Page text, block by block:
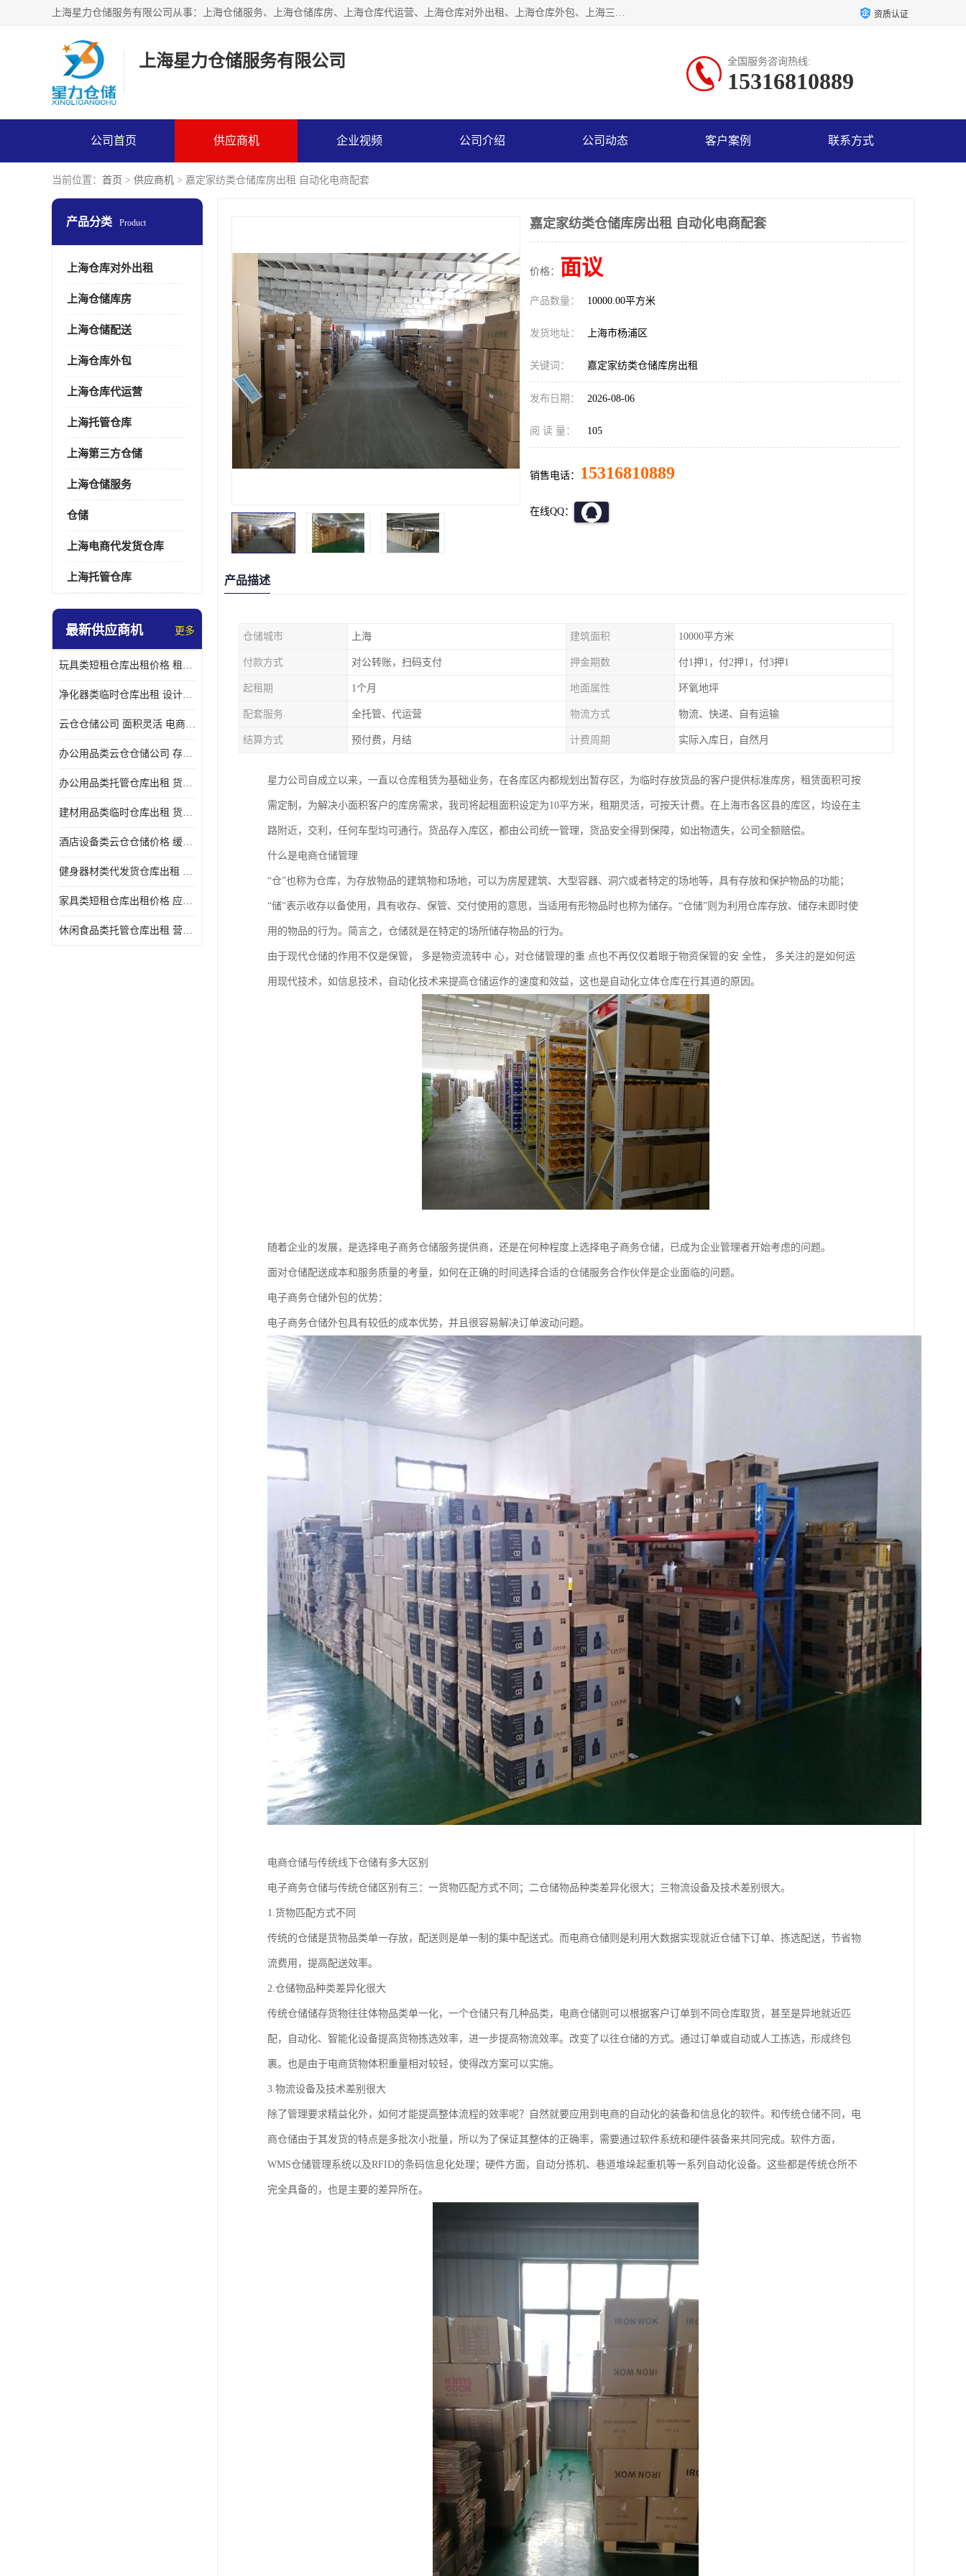
上海星力仓储服务有限公司从事：上海仓储服务、上海仓储库房、上海仓库代运营、上海仓库对外出租、上海仓库外包、上海三方仓储、上海电商仓储代发、上海电商代发货仓库、上海托管仓库、上海仓储配送。上海星力仓储服务有限公司现在拥有100个分仓、10万余平方的标准库房，精炼员工几百名，与几千家客户合作，公司已跻身上海仓储行业前列。欢迎来电咨询！ 资质认证
上海星力仓储服务有限公司 全国服务咨询热线:
15316810889
公司首页 供应商机 企业视频 公司介绍 公司动态 客户案例 联系方式
当前位置： 首页 > 供应商机 > 嘉定家纺类仓储库房出租 自动化电商配套
产品分类 Product
上海仓库对外出租
上海仓储库房
上海仓储配送
上海仓库外包
上海仓库代运营
上海托管仓库
上海第三方仓储
上海仓储服务
仓储
上海电商代发货仓库
上海托管仓库
最新供应商机 更多
玩具类短租仓库出租价格 租期灵活 智能电商配套
净化器类临时仓库出租 设计简单 电商仓储物流战略合作
云仓仓储公司 面积灵活 电商仓储物流战略合作
办公用品类云仓仓储公司 存货周转很快 电商仓储物流战略整合
办公用品类托管仓库出租 货物装卸方便 电商仓储物流战略合作
建材用品类临时仓库出租 货物装卸方便 仓储供应链配套
酒店设备类云仓仓储价格 缓解企业储存压力 智能电商配套
健身器材类代发货仓库出租 租期灵活 新媒体平台配套
家具类短租仓库出租价格 应用广泛 智能电商配套
休闲食品类托管仓库出租 营造良好环境氛围 垂直电商配套
嘉定家纺类仓储库房出租 自动化电商配套
价格： 面议
产品数量： 10000.00平方米
发货地址： 上海市杨浦区
关键词： 嘉定家纺类仓储库房出租
发布日期： 2026-08-06
阅 读 量： 105
销售电话： 15316810889
在线QQ：
产品描述
仓储城市 上海 建筑面积 10000平方米
付款方式 对公转账，扫码支付 押金期数 付1押1，付2押1，付3押1
起租期 1个月 地面属性 环氧地坪
配套服务 全托管、代运营 物流方式 物流、快递、自有运输
结算方式 预付费，月结 计费周期 实际入库日，自然月
星力公司自成立以来，一直以仓库租赁为基础业务，在各库区内都规划出暂存区，为临时存放货品的客户提供标准库房，租赁面积可按
需定制，为解决小面积客户的库房需求，我司将起租面积设定为10平方米，租期灵活，可按天计费。在上海市各区县的库区，均设在主
路附近，交利，任何车型均可通行。货品存入库区，都由公司统一管理，货品安全得到保障，如出物遗失，公司全额赔偿。
什么是电商仓储管理
“仓”也称为仓库，为存放物品的建筑物和场地，可以为房屋建筑、大型容器、洞穴或者特定的场地等，具有存放和保护物品的功能；
“储”表示收存以备使用，具有收存、保管、交付使用的意思，当适用有形物品时也称为储存。“仓储”则为利用仓库存放、储存未即时使
用的物品的行为。简言之，仓储就是在特定的场所储存物品的行为。
由于现代仓储的作用不仅是保管， 多是物资流转中 心，对仓储管理的重 点也不再仅仅着眼于物资保管的安 全性， 多关注的是如何运
用现代技术，如信息技术，自动化技术来提高仓储运作的速度和效益，这也是自动化立体仓库在行其道的原因。
随着企业的发展，是选择电子商务仓储服务提供商，还是在何种程度上选择电子商务仓储，已成为企业管理者开始考虑的问题。
面对仓储配送成本和服务质量的考量，如何在正确的时间选择合适的仓储服务合作伙伴是企业面临的问题。
电子商务仓储外包的优势：
电子商务仓储外包具有较低的成本优势，并且很容易解决订单波动问题。
电商仓储与传统线下仓储有多大区别
电子商务仓储与传统仓储区别有三：一货物匹配方式不同；二仓储物品种类差异化很大；三物流设备及技术差别很大。
1.货物匹配方式不同
传统的仓储是货物品类单一存放，配送则是单一制的集中配送式。而电商仓储则是利用大数据实现就近仓储下订单、拣选配送，节省物
流费用，提高配送效率。
2.仓储物品种类差异化很大
传统仓储储存货物往往体物品类单一化，一个仓储只有几种品类，电商仓储则可以根据客户订单到不同仓库取货，甚至是异地就近匹
配，自动化、智能化设备提高货物拣选效率，进一步提高物流效率。改变了以往仓储的方式。通过订单或自动或人工拣选，形成终包
裹。也是由于电商货物体积重量相对较轻，使得改方案可以实施。
3.物流设备及技术差别很大
除了管理要求精益化外，如何才能提高整体流程的效率呢？自然就要应用到电商的自动化的装备和信息化的软件。和传统仓储不同，电
商仓储由于其发货的特点是多批次小批量，所以为了保证其整体的正确率，需要通过软件系统和硬件装备来共同完成。软件方面，
WMS仓储管理系统以及RFID的条码信息化处理；硬件方面，自动分拣机、巷道堆垛起重机等一系列自动化设备。这些都是传统仓所不
完全具备的，也是主要的差异所在。